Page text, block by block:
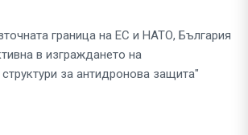
граница на ЕС и НАТО, България
в изграждането на
за антидронова защита"